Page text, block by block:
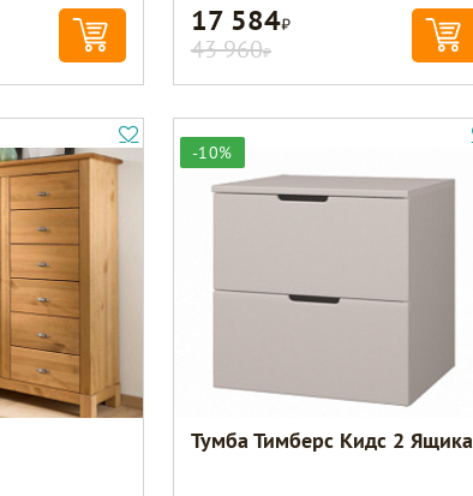
17 584Р
43 960Р
-10%
Тумба Тимберс Кидс 2 Ящика